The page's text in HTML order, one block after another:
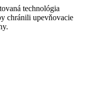
technológia
chránili upevňovacie